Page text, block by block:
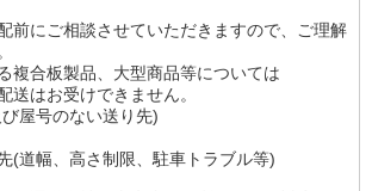
前にご相談させていただきますので、ご理解
複合板製品、大型商品等については
送はお受けできません。
屋号のない送り先)
(道幅、高さ制限、駐車トラブル等)